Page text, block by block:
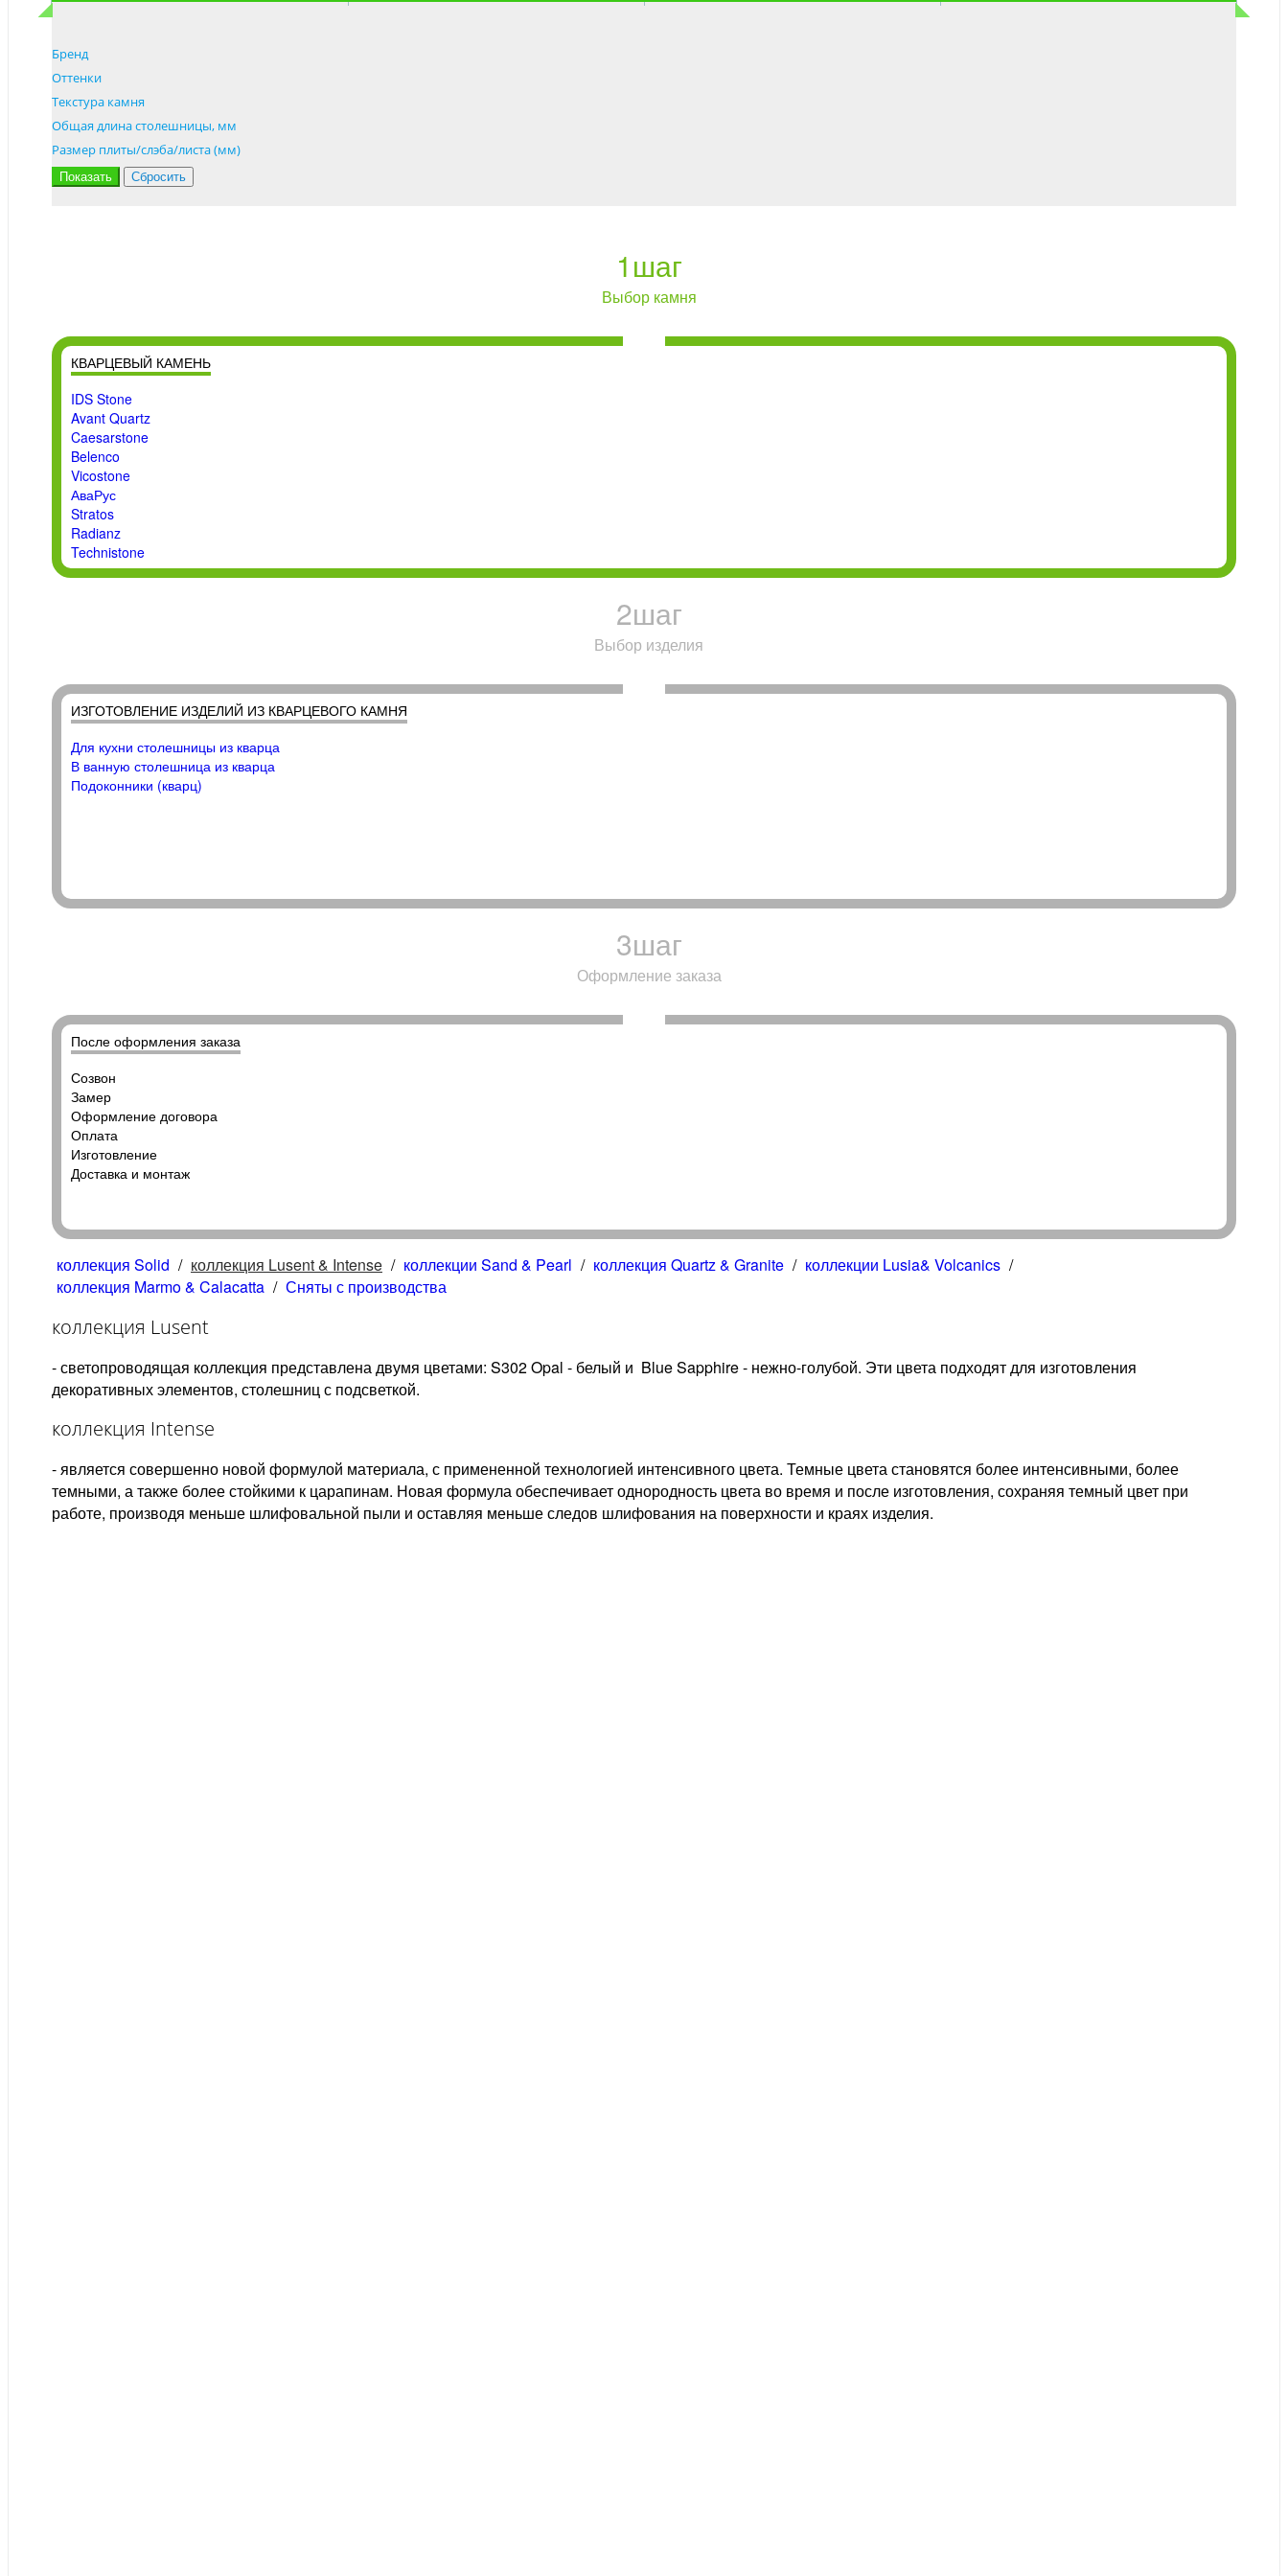
Бренд
Оттенки
Текстура камня
Общая длина столешницы, мм
Размер плиты/слэба/листа (мм)
1шаг
Выбор камня
КВАРЦЕВЫЙ КАМЕНЬ
IDS Stone
Avant Quartz
Caesarstone
Belenco
Vicostone
АваРус
Stratos
Radianz
Technistone
2шаг
Выбор изделия
ИЗГОТОВЛЕНИЕ ИЗДЕЛИЙ ИЗ КВАРЦЕВОГО КАМНЯ
Для кухни столешницы из кварца
В ванную столешница из кварца
Подоконники (кварц)
3шаг
Оформление заказа
После оформления заказа
Созвон
Замер
Оформление договора
Оплата
Изготовление
Доставка и монтаж
коллекция Solid / коллекция Lusent & Intense / коллекции Sand & Pearl / коллекция Quartz & Granite / коллекции Lusia& Volcanics /
коллекция Marmo & Calacatta / Сняты с производства
коллекция Lusent
- светопроводящая коллекция представлена двумя цветами: S302 Opal - белый и Blue Sapphire - нежно-голубой. Эти цвета подходят для изготовления
декоративных элементов, столешниц с подсветкой.
коллекция Intense
- является совершенно новой формулой материала, с примененной технологией интенсивного цвета. Темные цвета становятся более интенсивными, более
темными, а также более стойкими к царапинам. Новая формула обеспечивает однородность цвета во время и после изготовления, сохраняя темный цвет при
работе, производя меньше шлифовальной пыли и оставляя меньше следов шлифования на поверхности и краях изделия.